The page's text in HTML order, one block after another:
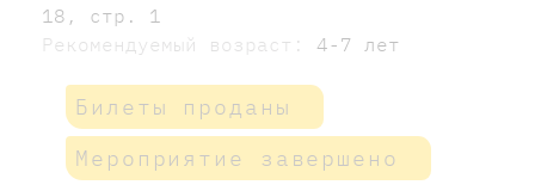
18, стр. 1
Рекомендуемый возраст: 4-7 лет
Билеты проданы
Мероприятие завершено